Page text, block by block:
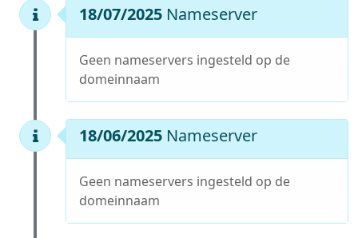
18/07/2025 Nameserver
Geen nameservers ingesteld op de
domeinnaam
18/06/2025 Nameserver
Geen nameservers ingesteld op de
domeinnaam